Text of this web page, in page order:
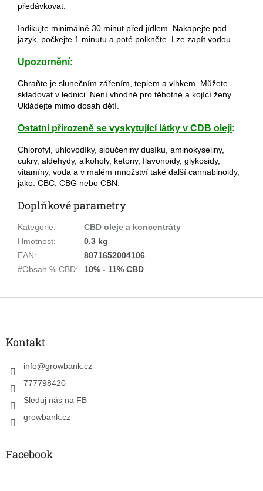
předávkovat.
Indikujte minimálně 30 minut před jídlem. Nakapejte pod
jazyk, počkejte 1 minutu a poté polkněte. Lze zapít vodou.
Upozornění:
Chraňte je slunečním zářením, teplem a vlhkem. Můžete
skladovat v lednici. Není vhodné pro těhotné a kojící ženy.
Ukládejte mimo dosah dětí.
Ostatní přirozeně se vyskytující látky v CDB oleji:
Chlorofyl, uhlovodíky, sloučeniny dusíku, aminokyseliny,
cukry, aldehydy, alkoholy, ketony, flavonoidy, glykosidy,
vitamíny, voda a v malém množství také další cannabinoidy,
jako: CBC, CBG nebo CBN.
Doplňkové parametry
Kategorie:
CBD oleje a koncentráty
Hmotnost:
0.3 kg
EAN:
8071652004106
#Obsah % CBD: 10% - 11% CBD
Z
Kontakt
info@growbank.cz
777798420
Sleduj nás na FB
growbank.cz
Facebook